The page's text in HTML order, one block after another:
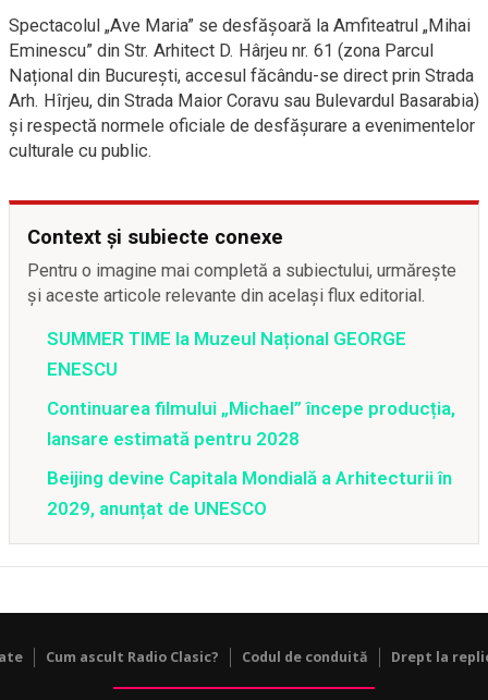
Spectacolul „Ave Maria” se desfășoară la Amfiteatrul „Mihai
Eminescu” din Str. Arhitect D. Hârjeu nr. 61 (zona Parcul
Național din București, accesul făcându-se direct prin Strada
Arh. Hîrjeu, din Strada Maior Coravu sau Bulevardul Basarabia)
și respectă normele oficiale de desfășurare a evenimentelor
culturale cu public.
Context și subiecte conexe
Pentru o imagine mai completă a subiectului, urmărește
și aceste articole relevante din același flux editorial.
SUMMER TIME la Muzeul Național GEORGE
ENESCU
Continuarea filmului „Michael” începe producția,
lansare estimată pentru 2028
Beijing devine Capitala Mondială a Arhitecturii în
2029, anunțat de UNESCO
Cum ascult Radio Clasic? Codul de conduită Drept la